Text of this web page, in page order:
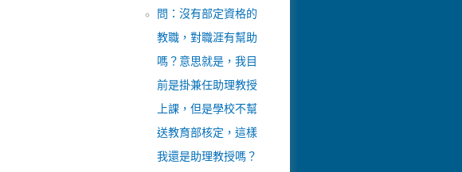
問：沒有部定資格的
教職，對職涯有幫助
嗎？意思就是，我目
前是掛兼任助理教授
上課，但是學校不幫
送教育部核定，這樣
我還是助理教授嗎？